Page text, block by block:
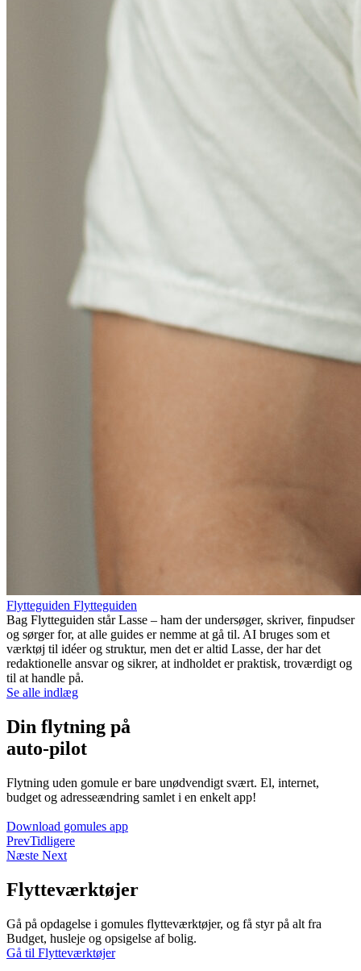
Flytteguiden Flytteguiden
Bag Flytteguiden står Lasse – ham der undersøger, skriver, finpudser
og sørger for, at alle guides er nemme at gå til. AI bruges som et
værktøj til idéer og struktur, men det er altid Lasse, der har det
redaktionelle ansvar og sikrer, at indholdet er praktisk, troværdigt og
til at handle på.
Se alle indlæg
Din flytning på
auto-pilot
Flytning uden gomule er bare unødvendigt svært. El, internet,
budget og adresseændring samlet i en enkelt app!
Download gomules app
PrevTidligere
Næste Next
Flytteværktøjer
Gå på opdagelse i gomules flytteværktøjer, og få styr på alt fra
Budget, husleje og opsigelse af bolig.
Gå til Flytteværktøjer